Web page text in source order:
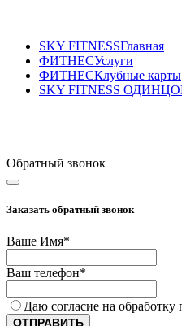
SKY FITNESSГлавная
ФИТНЕСУслуги
ФИТНЕСКлубные карты
SKY FITNESS
Обратный звонок
Заказать обратный звонок
Ваше Имя*
Ваш телефон*
Даю согласие на
ОТПРАВИТЬ